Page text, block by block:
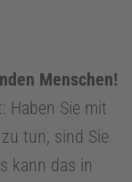
Menschen!
Haben Sie mit
tun, sind Sie
kann das in